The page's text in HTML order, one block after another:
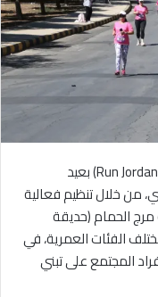
هرمنا- تحتفل الجمعية الأردنية للماراثونات (Run Jordan) بعيد
للجري، من خلال تنظيم فعالية
مرج الحمام (حديقة
الفئات العمرية، في
المجتمع على تبني